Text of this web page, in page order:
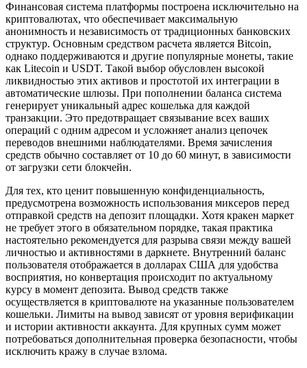
Финансовая система платформы построена исключительно на
криптовалютах, что обеспечивает максимальную
анонимность и независимость от традиционных банковских
структур. Основным средством расчета является Bitcoin,
однако поддерживаются и другие популярные монеты, такие
как Litecoin и USDT. Такой выбор обусловлен высокой
ликвидностью этих активов и простотой их интеграции в
автоматические шлюзы. При пополнении баланса система
генерирует уникальный адрес кошелька для каждой
транзакции. Это предотвращает связывание всех ваших
операций с одним адресом и усложняет анализ цепочек
переводов внешними наблюдателями. Время зачисления
средств обычно составляет от 10 до 60 минут, в зависимости
от загрузки сети блокчейн.
Для тех, кто ценит повышенную конфиденциальность,
предусмотрена возможность использования миксеров перед
отправкой средств на депозит площадки. Хотя кракен маркет
не требует этого в обязательном порядке, такая практика
настоятельно рекомендуется для разрыва связи между вашей
личностью и активностями в даркнете. Внутренний баланс
пользователя отображается в долларах США для удобства
восприятия, но конвертация происходит по актуальному
курсу в момент депозита. Вывод средств также
осуществляется в криптовалюте на указанные пользователем
кошельки. Лимиты на вывод зависят от уровня верификации
и истории активности аккаунта. Для крупных сумм может
потребоваться дополнительная проверка безопасности, чтобы
исключить кражу в случае взлома.